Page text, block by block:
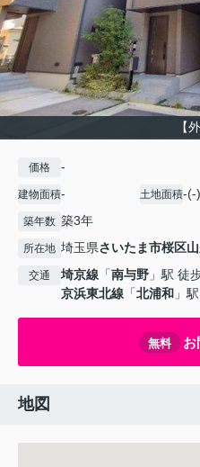
【
価格 -
建物面積- 土地面積-(-)
築年数 築3年
所在地 埼玉県さいたま市桜区
交通 埼京線 「南与野 」駅 徒
京浜東北線 「北浦和 」
無料 お
地図